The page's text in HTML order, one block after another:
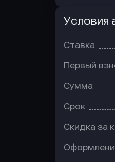
Условия
Ставка
Первый
Сумма
Срок
Скидка за